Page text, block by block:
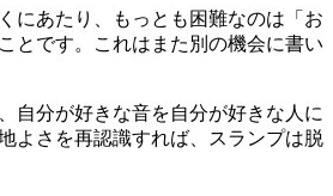
にあたり、もっとも困難なのは「お
とです。これはまた別の機会に書い
自分が好きな音を自分が好きな人に
よさを再認識すれば、スランプは脱